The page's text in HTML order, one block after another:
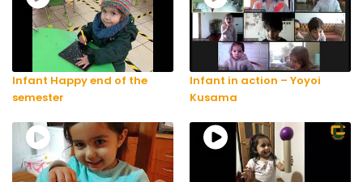
Infant Happy end of the
semester
Infant in action – Yoyoi
Kusama